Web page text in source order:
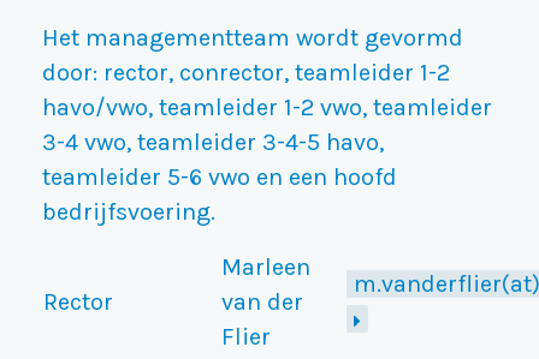
Het managementteam wordt gevormd
door: rector, conrector, teamleider 1-2
havo/vwo, teamleider 1-2 vwo, teamleider
3-4 vwo, teamleider 3-4-5 havo,
teamleider 5-6 vwo en een hoofd
bedrijfsvoering.
Rector
Marleen
van der
Flier